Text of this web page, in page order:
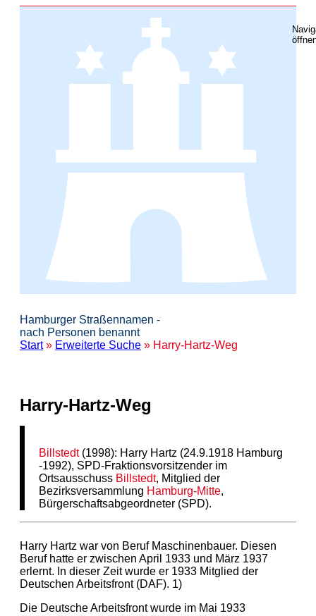
Hamburger Straßennamen -
nach Personen benannt
Start» Erweiterte Suche » Harry-Hartz-Weg
Harry-Hartz-Weg
Billstedt(1998): Harry Hartz (24.9.1918 Hamburg
-1992), SPD-Fraktionsvorsitzender im
Ortsausschuss Billstedt, Mitglied der
Bezirksversammlung Hamburg-Mitte,
Bürgerschaftsabgeordneter (SPD).
Harry Hartz war von Beruf Maschinenbauer. Diesen
Beruf hatte er zwischen April 1933 und März 1937
erlernt. In dieser Zeit wurde er 1933 Mitglied der
Deutschen Arbeitsfront (DAF). 1)
Die Deutsche Arbeitsfront wurde im Mai 1933